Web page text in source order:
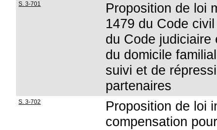
S. 3-701
Proposition de loi
1479 du Code
du Code judiciaire
du domicile
suivi et de
partenaires
S. 3-702
Proposition de loi
compensation